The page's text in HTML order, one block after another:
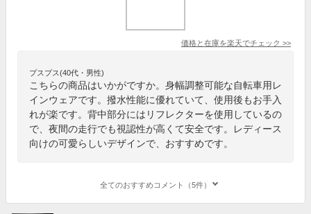
価格と在庫を楽天でチェック >>
プスプス(40代・男性)
こちらの商品はいかがですか。身幅調整可能な自転車用レ
インウェアです。撥水性能に優れていて、使用後もお手入
れが楽です。背中部分にはリフレクターを使用しているの
で、夜間の走行でも視認性が高くて安全です。レディース
向けの可愛らしいデザインで、おすすめです。
全てのおすすめコメント（5件）